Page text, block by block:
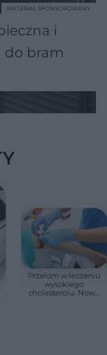
i
do bram
MATERIAŁ SPONSOROWANY
Przełom w leczeniu
wysokiego
cholesterolu. Nowa